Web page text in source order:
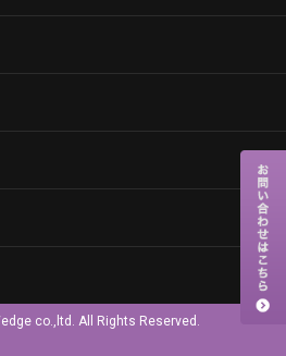
co.,ltd. All Rights Reserved.